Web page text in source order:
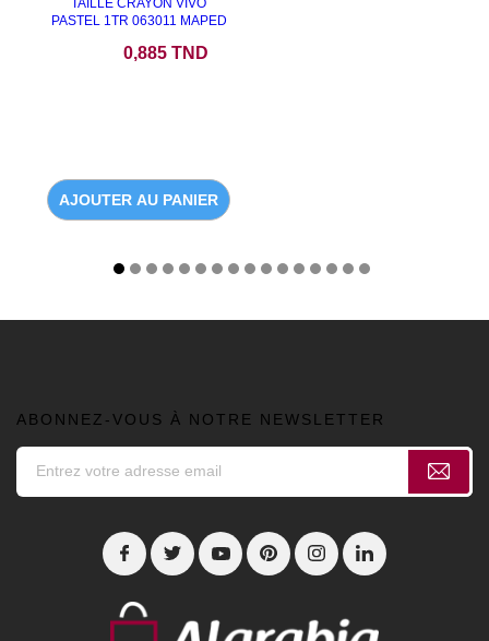
PASTEL 1TR 063011 MAPED
0,885 TND
AJOUTER AU PANIER
ABONNEZ-VOUS À NOTRE NEWSLETTER